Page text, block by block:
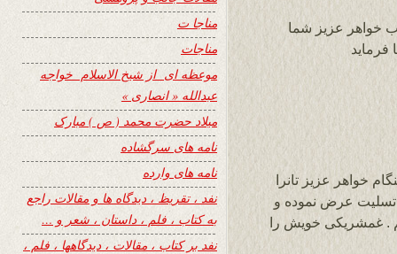
خواهر عزیز شما
فرماید
خواهر عزیز تانرا
تسلیت عرض نموده و
. غمشریکی خویش را
مناجا ت
مناجات
موعظه ای از شیخ الاسلام خواجه
عبدالله « انصاری »
میلاد حضرت محمد ( ص ) مبارک
نامه های سرگشاده
نامه های وارده
نفد ، تقریظ ، دیدگاه ها و مقالات راجع
به کتاب ، فلم ، داستان ، شعر و …
نفد بر کتاب ، مقالات ، دیدگاهها ، فلم ،